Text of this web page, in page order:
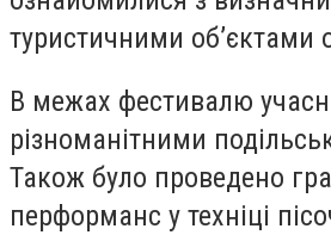
туристичними об’єктами
В межах фестивалю
різноманітними
Також було проведено
перформанс у техніці